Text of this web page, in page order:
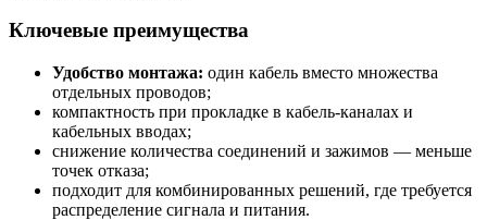
Ключевые преимущества
Удобство монтажа: один кабель вместо множества
отдельных проводов;
компактность при прокладке в кабель-каналах и
кабельных вводах;
снижение количества соединений и зажимов — меньше
точек отказа;
подходит для комбинированных решений, где требуется
распределение сигнала и питания.